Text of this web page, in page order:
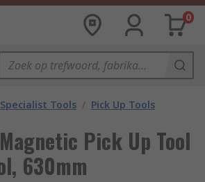
0
Specialist Tools / Pick Up Tools
Pick Up Tool
630mm